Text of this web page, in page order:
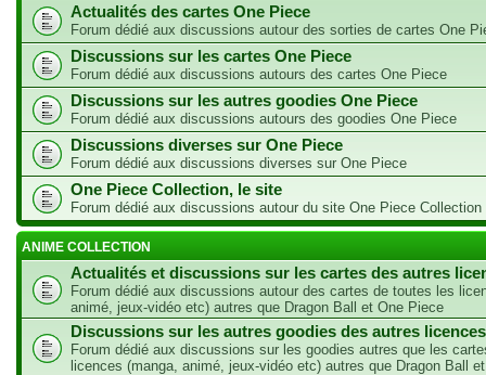
Actualités des cartes One Piece
Forum dédié aux discussions autour des sorties de cartes One
Discussions sur les cartes One Piece
Forum dédié aux discussions autours des cartes One Piece
Discussions sur les autres goodies One Piece
Forum dédié aux discussions autours des goodies One Piece
Discussions diverses sur One Piece
Forum dédié aux discussions diverses sur One Piece
One Piece Collection, le site
Forum dédié aux discussions autour du site One Piece Collection
ANIME COLLECTION
Actualités et discussions sur les cartes des autres
Forum dédié aux discussions autour des cartes de toutes les
animé, jeux-vidéo etc) autres que Dragon Ball et One Piece
Discussions sur les autres goodies des autres licences
Forum dédié aux discussions sur les goodies autres que les
licences (manga, animé, jeux-vidéo etc) autres que Dragon Ball